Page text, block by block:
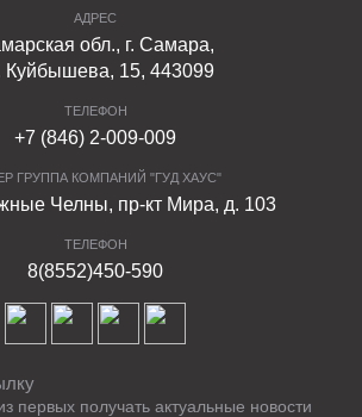
АДРЕС
обл., г. Самара,
Куйбышева, 15, 443099
ТЕЛЕФОН
+7 (846) 2-009-009
ГРУППА КОМПАНИЙ "ГУД ХАУС"
Челны, пр-кт Мира, д. 103
ТЕЛЕФОН
8(8552)450-590
первых получать актуальные новости